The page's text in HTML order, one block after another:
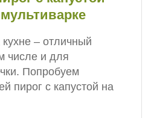
– отличный
числе и для
Попробуем
пирог с капустой на